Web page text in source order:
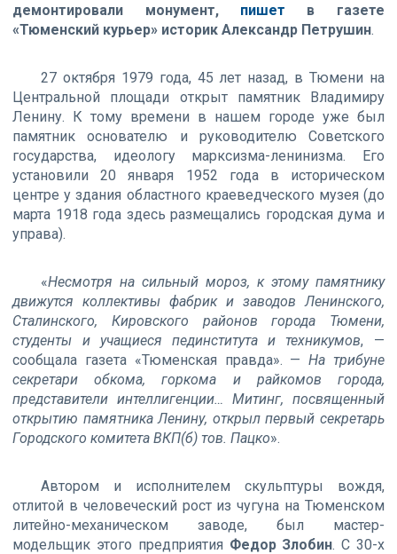
демонтировали монумент, пишет в газете
«Тюменский курьер» историк Александр Петрушин.
27 октября 1979 года, 45 лет назад, в Тюмени на
Центральной площади открыт памятник Владимиру
Ленину. К тому времени в нашем городе уже был
памятник основателю и руководителю Советского
государства, идеологу марксизма-ленинизма. Eго
установили 20 января 1952 года в историческом
центре у здания областного краеведческого музея (до
марта 1918 года здесь размещались городская дума и
управа).
«Несмотря на сильный мороз, к этому памятнику
движутся коллективы фабрик и заводов Ленинского,
Сталинского, Кировского районов города Тюмени,
студенты и учащиеся пединститута и техникумов, —
сообщала газета «Тюменская правда». — На трибуне
секретари обкома, горкома и райкомов города,
представители интеллигенции… Митинг, посвященный
открытию памятника Ленину, открыл первый секретарь
Городского комитета ВКП(б) тов. Пацко».
Автором и исполнителем скульптуры вождя,
отлитой в человеческий рост из чугуна на Тюменском
литейно-механическом заводе, был мастер-
модельщик этого предприятия Федор Злобин. С 30-х